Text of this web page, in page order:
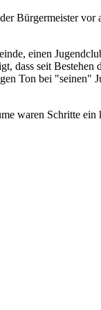
Bürgermeister vor
einen
dass seit Bestehen
Ton bei "seinen"
waren Schritte